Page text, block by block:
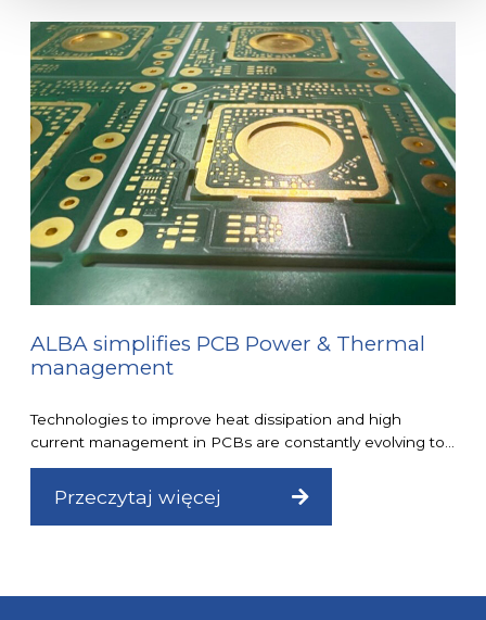
ALBA simplifies PCB Power & Thermal
management
Technologies to improve heat dissipation and high
current management in PCBs are constantly evolving to...
Przeczytaj więcej